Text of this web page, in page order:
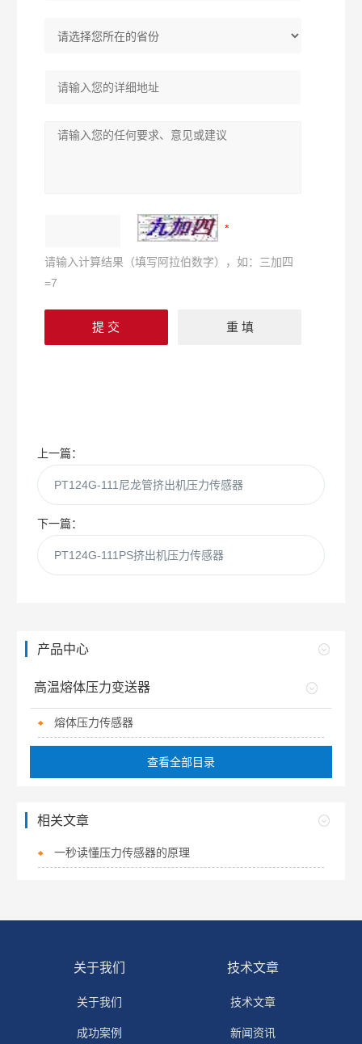
请输入计算结果（填写阿拉伯数字），如：三加四
=7
上一篇：
PT124G-111尼龙管挤出机压力传感器
下一篇：
PT124G-111PS挤出机压力传感器
产品中心
高温熔体压力变送器
熔体压力传感器
查看全部目录
相关文章
一秒读懂压力传感器的原理
关于我们
关于我们
成功案例
技术文章
技术文章
新闻资讯